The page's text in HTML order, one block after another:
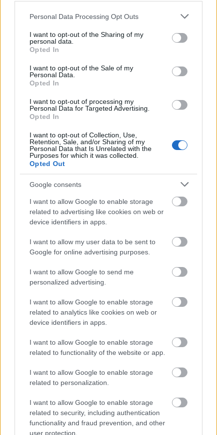
Please note that this website/app uses one or more Google
not limited to your visit or usage behaviour. You may click to
grant or deny consent to Google and its third-party tags to
use your data for below specified purposes in below Google
consent section.
Personal Data Processing Opt Outs
I want to opt-out of the Sharing of my
personal data.
Opted In
I want to opt-out of the Sale of my
Personal Data.
Opted In
I want to opt-out of processing my
Personal Data for Targeted Advertising.
Opted In
I want to opt-out of Collection, Use,
Retention, Sale, and/or Sharing of my
Personal Data that Is Unrelated with the
Purposes for which it was collected.
Opted Out
Google consents
I want to allow Google to enable storage
related to advertising like cookies on web or
device identifiers in apps.
I want to allow my user data to be sent to
Google for online advertising purposes.
I want to allow Google to send me
personalized advertising.
I want to allow Google to enable storage
related to analytics like cookies on web or
device identifiers in apps.
I want to allow Google to enable storage
related to functionality of the website or app.
I want to allow Google to enable storage
related to personalization.
I want to allow Google to enable storage
related to security, including authentication
functionality and fraud prevention, and other
user protection.
τον έλεγχο επιλεξιμότητας και τηνπροεπιλογήτων
ακινήτων που πληρούν τα κριτήρια ένταξης.
δεύτερη φάση αναμένεται να ξεκινήσει τον
θα έχουν περάσει τοναρχικό έλεγχο
θα μπορούν
να υποβάλουν τις οριστικές αιτήσεις
χρηματοδότησης.
ΑΣΕΠ: Πιστοποίηση Αγγλικών σε
μόνο 2 ημέρες στα χέρια σας
ΑΣΕΠ: Εξ αποστάσεως η πιο Εύκολη
Πιστοποίηση Υπολογιστών σε 2
μέρες
Μάθε πρώτος όλες τις σημαντικές
ειδήσεις.
Βάλε το proson.gr στα αποτελέσματα
αναζήτησης της Google
Δημοφιλείς Ειδήσεις